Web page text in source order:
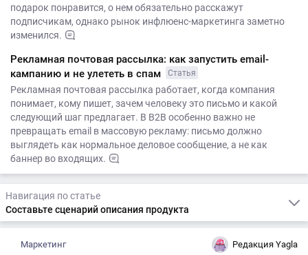
подарок понравится, о нем обязательно расскажут
подписчикам, однако рынок инфлюенс-маркетинга заметно
изменился.
Рекламная почтовая рассылка: как запустить email-
кампанию и не улететь в спам
Статья
Рекламная почтовая рассылка работает, когда компания
понимает, кому пишет, зачем человеку это письмо и какой
следующий шаг предлагает. В B2B особенно важно не
превращать email в массовую рекламу: письмо должно
выглядеть как нормальное деловое сообщение, а не как
баннер во входящих.
Навигация по статье
Составьте сценарий описания продукта
Маркетинг Редакция Yagla